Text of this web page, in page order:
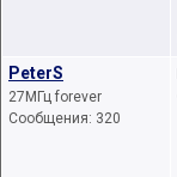
PeterS
27МГц forever
Сообщения: 320